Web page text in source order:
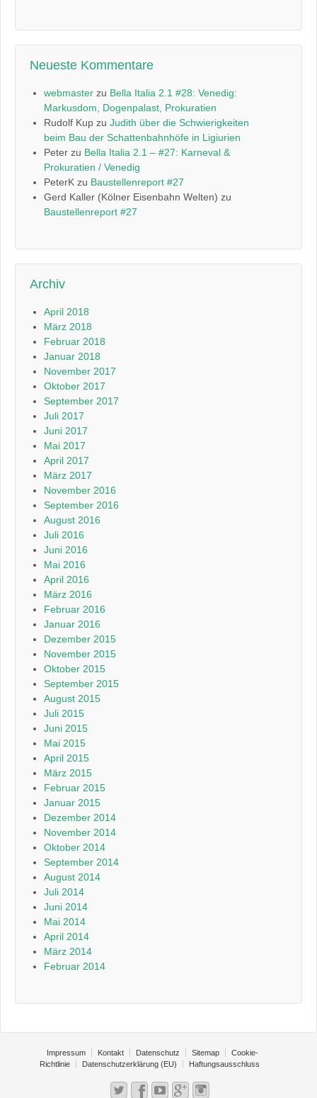
Neueste Kommentare
webmaster zu Bella Italia 2.1 #28: Venedig:
Markusdom, Dogenpalast, Prokuratien
Rudolf Kup zu Judith über die Schwierigkeiten
beim Bau der Schattenbahnhöfe in Ligiurien
Peter zu Bella Italia 2.1 – #27: Karneval &
Prokuratien / Venedig
PeterK zu Baustellenreport #27
Gerd Kaller (Kölner Eisenbahn Welten) zu
Baustellenreport #27
Archiv
April 2018
März 2018
Februar 2018
Januar 2018
November 2017
Oktober 2017
September 2017
Juli 2017
Juni 2017
Mai 2017
April 2017
März 2017
November 2016
September 2016
August 2016
Juli 2016
Juni 2016
Mai 2016
April 2016
März 2016
Februar 2016
Januar 2016
Dezember 2015
November 2015
Oktober 2015
September 2015
August 2015
Juli 2015
Juni 2015
Mai 2015
April 2015
März 2015
Februar 2015
Januar 2015
Dezember 2014
November 2014
Oktober 2014
September 2014
August 2014
Juli 2014
Juni 2014
Mai 2014
April 2014
März 2014
Februar 2014
Impressum Kontakt Datenschutz Sitemap
Cookie-
Richtlinie
Datenschutzerklärung (EU) Haftungsausschluss